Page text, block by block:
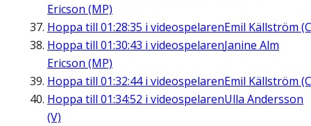
Ericson (MP)
Hoppa till 01:28:35 i videospelarenEmil Källström
Hoppa till 01:30:43 i videospelarenJanine Alm
Ericson (MP)
Hoppa till 01:32:44i videospelarenEmil Källström
Hoppa till 01:34:52 i videospelarenUlla Andersson
(V)